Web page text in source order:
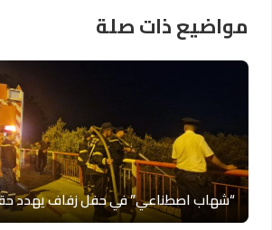
مواضيع ذات صلة
“شهاب اصطناعي” في حفل زفاف يهدد